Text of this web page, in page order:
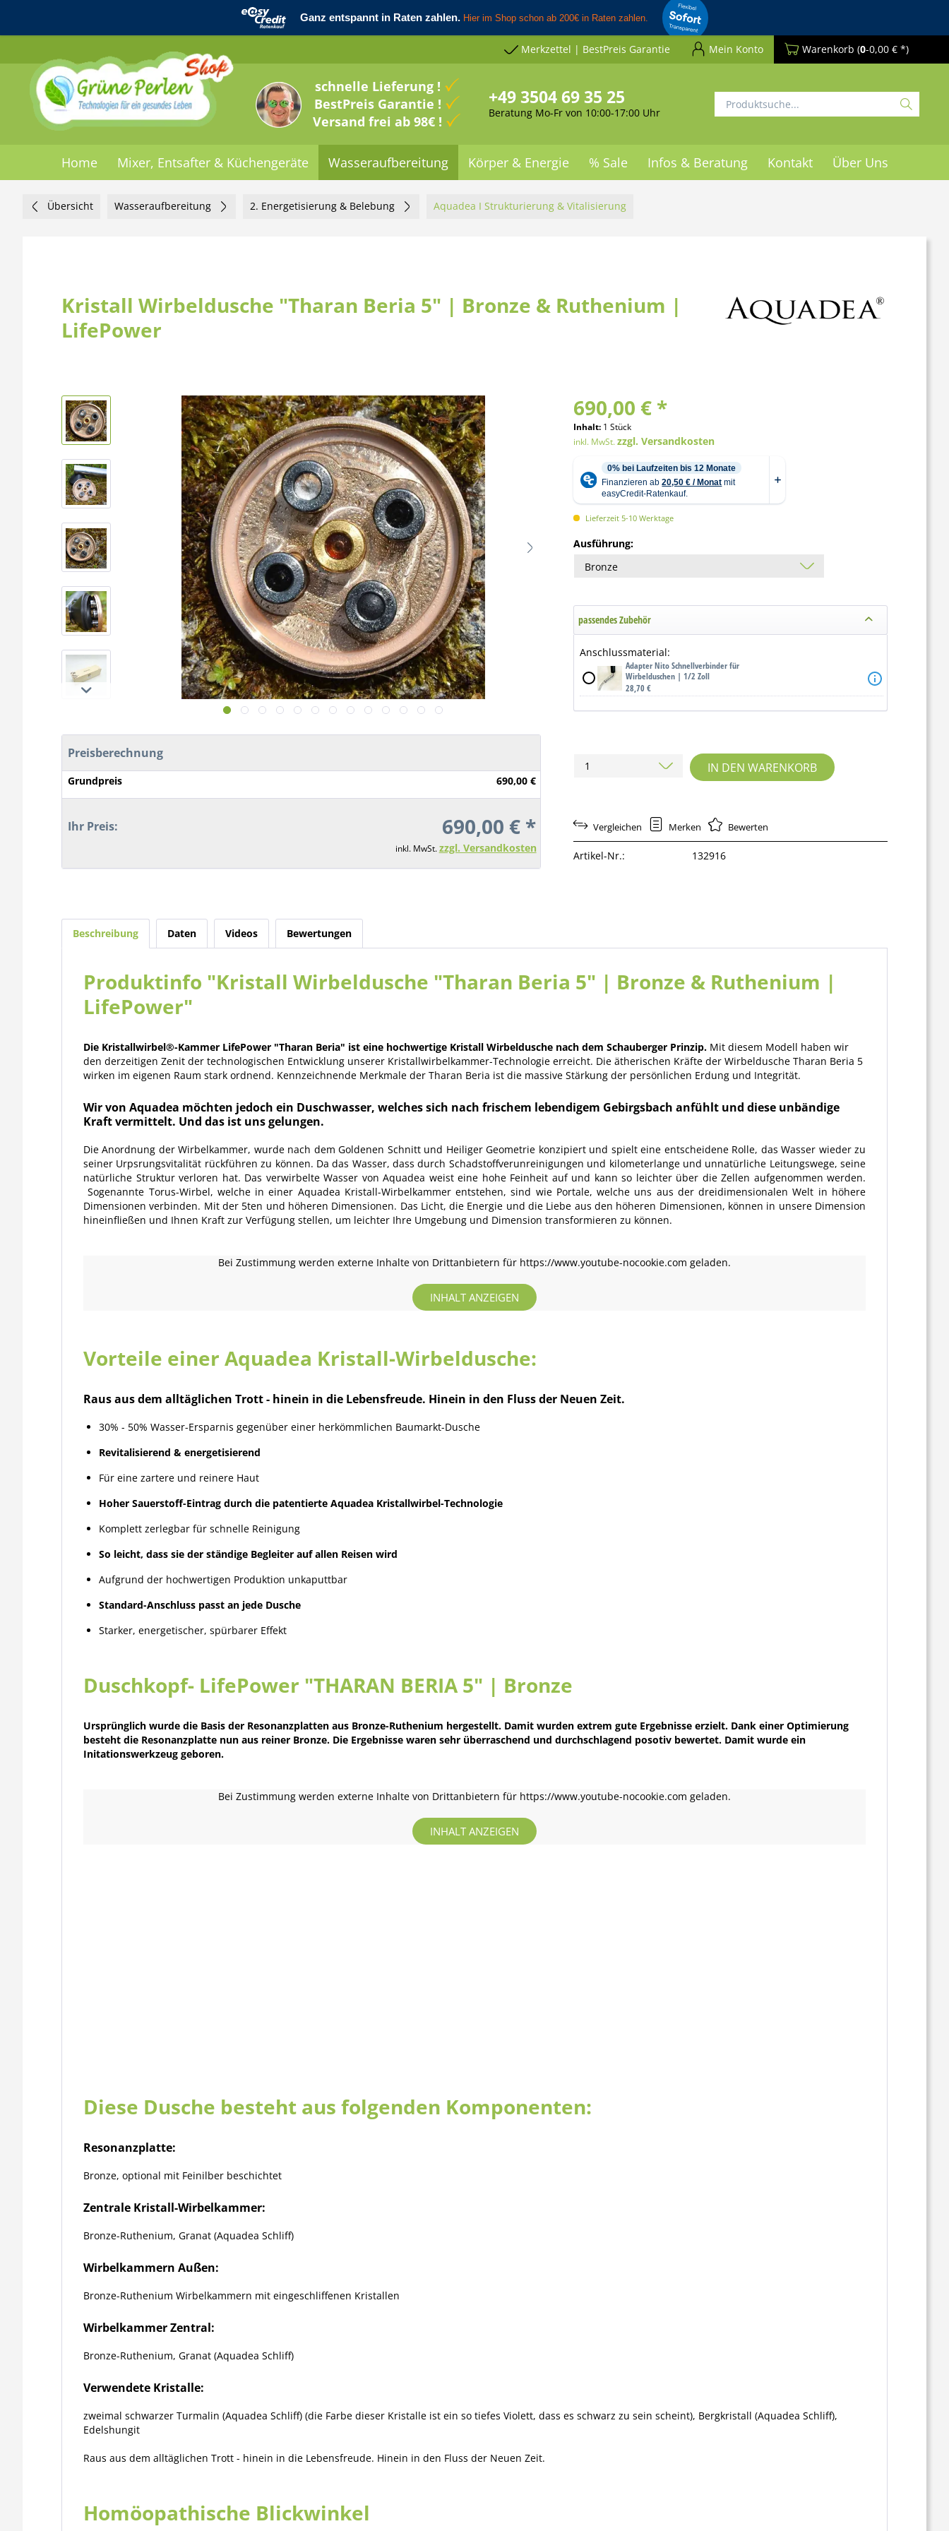
Merkzettel | BestPreis Garantie Mein Konto Warenkorb (0-0,00 € *)
schnelle Lieferung !
BestPreis Garantie !
Versand frei ab 98€ !
+49 3504 69 35 25
Beratung Mo-Fr von 10:00-17:00 Uhr
Home Mixer, Entsafter & Küchengeräte Wasseraufbereitung Körper & Energie % Sale Infos & Beratung Kontakt Über Uns
Übersicht Wasseraufbereitung 2. Energetisierung & Belebung Aquadea I Strukturierung & Vitalisierung
Kristall Wirbeldusche "Tharan Beria 5" | Bronze & Ruthenium |
LifePower
Preisberechnung
Grundpreis 690,00 €
Ihr Preis: 690,00 € *
inkl. MwSt.zzgl. Versandkosten
690,00 € *
Inhalt: 1 Stück
inkl. MwSt.zzgl. Versandkosten
Lieferzeit 5-10 Werktage
Ausführung:
passendes Zubehör
Anschlussmaterial:
Adapter Nito Schnellverbinder für
Wirbelduschen | 1/2 Zoll
28,70 €
IN DEN WARENKORB
Vergleichen Merken Bewerten
Artikel-Nr.: 132916
Beschreibung Daten Videos Bewertungen
Produktinfo "Kristall Wirbeldusche "Tharan Beria 5" | Bronze & Ruthenium |
LifePower"
Die Kristallwirbel®-Kammer LifePower "Tharan Beria" ist eine hochwertige Kristall Wirbeldusche nach dem Schauberger Prinzip. Mit diesem Modell haben wir
den derzeitigen Zenit der technologischen Entwicklung unserer Kristallwirbelkammer-Technologie erreicht. Die ätherischen Kräfte der Wirbeldusche Tharan Beria 5
wirken im eigenen Raum stark ordnend. Kennzeichnende Merkmale der Tharan Beria ist die massive Stärkung der persönlichen Erdung und Integrität.
Wir von Aquadea möchten jedoch ein Duschwasser, welches sich nach frischem lebendigem Gebirgsbach anfühlt und diese unbändige
Kraft vermittelt. Und das ist uns gelungen.
Die Anordnung der Wirbelkammer, wurde nach dem Goldenen Schnitt und Heiliger Geometrie konzipiert und spielt eine entscheidene Rolle, das Wasser wieder zu
seiner Urpsrungsvitalität rückführen zu können. Da das Wasser, dass durch Schadstoffverunreinigungen und kilometerlange und unnatürliche Leitungswege, seine
natürliche Struktur verloren hat. Das verwirbelte Wasser von Aquadea weist eine hohe Feinheit auf und kann so leichter über die Zellen aufgenommen werden.
Sogenannte Torus-Wirbel, welche in einer Aquadea Kristall-Wirbelkammer entstehen, sind wie Portale, welche uns aus der dreidimensionalen Welt in höhere
Dimensionen verbinden. Mit der 5ten und höheren Dimensionen. Das Licht, die Energie und die Liebe aus den höheren Dimensionen, können in unsere Dimension
hineinfließen und Ihnen Kraft zur Verfügung stellen, um leichter Ihre Umgebung und Dimension transformieren zu können.
Bei Zustimmung werden externe Inhalte von Drittanbietern für https://www.youtube-nocookie.com geladen.
INHALT ANZEIGEN
Vorteile einer Aquadea Kristall-Wirbeldusche:
Raus aus dem alltäglichen Trott - hinein in die Lebensfreude. Hinein in den Fluss der Neuen Zeit.
30% - 50% Wasser-Ersparnis gegenüber einer herkömmlichen Baumarkt-Dusche
Revitalisierend & energetisierend
Für eine zartere und reinere Haut
Hoher Sauerstoff-Eintrag durch die patentierte Aquadea Kristallwirbel-Technologie
Komplett zerlegbar für schnelle Reinigung
So leicht, dass sie der ständige Begleiter auf allen Reisen wird
Aufgrund der hochwertigen Produktion unkaputtbar
Standard-Anschluss passt an jede Dusche
Starker, energetischer, spürbarer Effekt
Duschkopf- LifePower "THARAN BERIA 5" | Bronze
Ursprünglich wurde die Basis der Resonanzplatten aus Bronze-Ruthenium hergestellt. Damit wurden extrem gute Ergebnisse erzielt. Dank einer Optimierung
besteht die Resonanzplatte nun aus reiner Bronze. Die Ergebnisse waren sehr überraschend und durchschlagend posotiv bewertet. Damit wurde ein
Initationswerkzeug geboren.
Bei Zustimmung werden externe Inhalte von Drittanbietern für https://www.youtube-nocookie.com geladen.
INHALT ANZEIGEN
Diese Dusche besteht aus folgenden Komponenten:
Resonanzplatte:
Bronze, optional mit Feinilber beschichtet
Zentrale Kristall-Wirbelkammer:
Bronze-Ruthenium, Granat (Aquadea Schliff)
Wirbelkammern Außen:
Bronze-Ruthenium Wirbelkammern mit eingeschliffenen Kristallen
Wirbelkammer Zentral:
Bronze-Ruthenium, Granat (Aquadea Schliff)
Verwendete Kristalle:
zweimal schwarzer Turmalin (Aquadea Schliff) (die Farbe dieser Kristalle ist ein so tiefes Violett, dass es schwarz zu sein scheint), Bergkristall (Aquadea Schliff),
Edelshungit
Raus aus dem alltäglichen Trott - hinein in die Lebensfreude. Hinein in den Fluss der Neuen Zeit.
Homöopathische Blickwinkel